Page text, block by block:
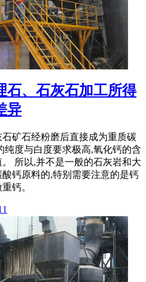
石、石灰石加工所得
异
矿石经粉磨后直接成为重质碳
纯度与白度要求极高,氧化钙的含
所以,并不是一般的石灰岩和大
钙原料的,特别需要注意的是钙
钙。